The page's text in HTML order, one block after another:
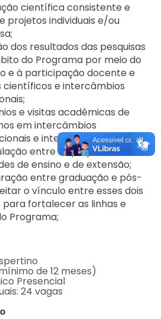
científica consistente e
projetos individuais e/ou
dos resultados das pesquisas
do Programa por meio do
e à participação docente e
e intercâmbios
e visitas acadêmicas de
em intercâmbios
e internacionais;
entre os projetos de
de ensino e de extensão;
entre graduação e pós-
o vínculo entre esses dois
fortalecer as linhas e
Programa;
de 12 meses)
Presencial
24 vagas